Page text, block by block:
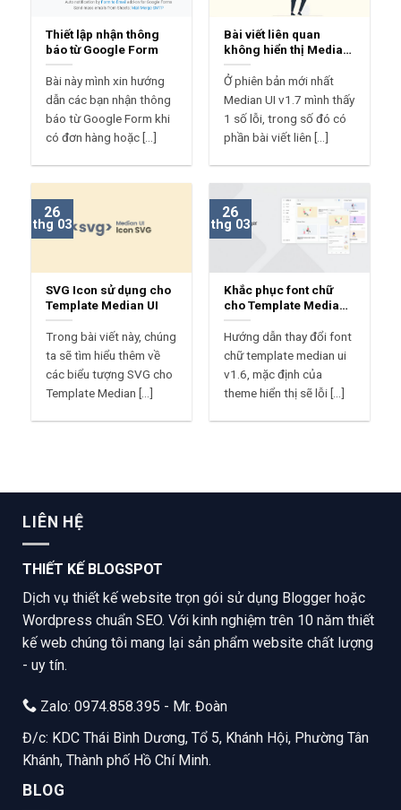
Thiết lập nhận thông
báo từ Google Form
Bài này mình xin hướng
dẫn các bạn nhận thông
báo từ Google Form khi
có đơn hàng hoặc [...]
Bài viết liên quan
không hiển thị Median
UI?
Ở phiên bản mới nhất
Median UI v1.7 mình thấy
1 số lỗi, trong số đó có
phần bài viết liên [...]
SVG Icon sử dụng cho
Template Median UI
Trong bài viết này, chúng
ta sẽ tìm hiểu thêm về
các biểu tượng SVG cho
Template Median [...]
26
thg 03
Khắc phục font chữ
cho Template Median
UI
Hướng dẫn thay đổi font
chữ template median ui
v1.6, mặc định của
theme hiển thị sẽ lỗi [...]
26
thg 03
LIÊN HỆ
THIẾT KẾ BLOGSPOT
Dịch vụ thiết kế website trọn gói sử dụng Blogger hoặc
Wordpress chuẩn SEO. Với kinh nghiệm trên 10 năm thiết
kế web chúng tôi mang lại sản phẩm website chất lượng
- uy tín.
Zalo: 0974.858.395 - Mr. Đoàn
Đ/c: KDC Thái Bình Dương, Tổ 5, Khánh Hội, Phường Tân
Khánh, Thành phố Hồ Chí Minh.
BLOG